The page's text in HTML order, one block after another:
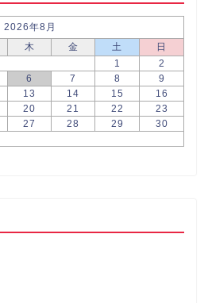
2026年8月
木 金 土
日
1
2
6 7 8
9
13 14 15
16
20 21 22
23
27 28 29
30